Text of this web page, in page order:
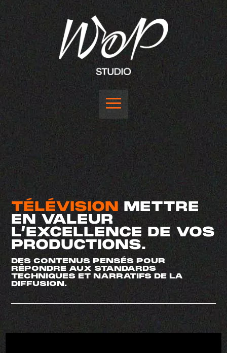
TÉLÉVISION METTRE
EN VALEUR
L’EXCELLENCE DE VOS
PRODUCTIONS.
DES CONTENUS PENSÉS POUR
RÉPONDRE AUX STANDARDS
TECHNIQUES ET NARRATIFS DE LA
DIFFUSION.